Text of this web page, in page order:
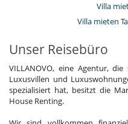
Villa
Villa mieten
Unser Reisebüro
VILLANOVO, eine Agentur,
Luxusvillen und
spezialisiert hat, besitzt die
House Renting.